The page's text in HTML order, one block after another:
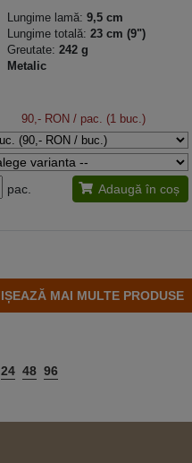
Lungime lamă: 9,5 cm
Lungime totală: 23 cm (9")
Greutate: 242 g
Metalic
90,- RON / pac. (1 buc.)
pac. Adaugă în coș
24 48 96